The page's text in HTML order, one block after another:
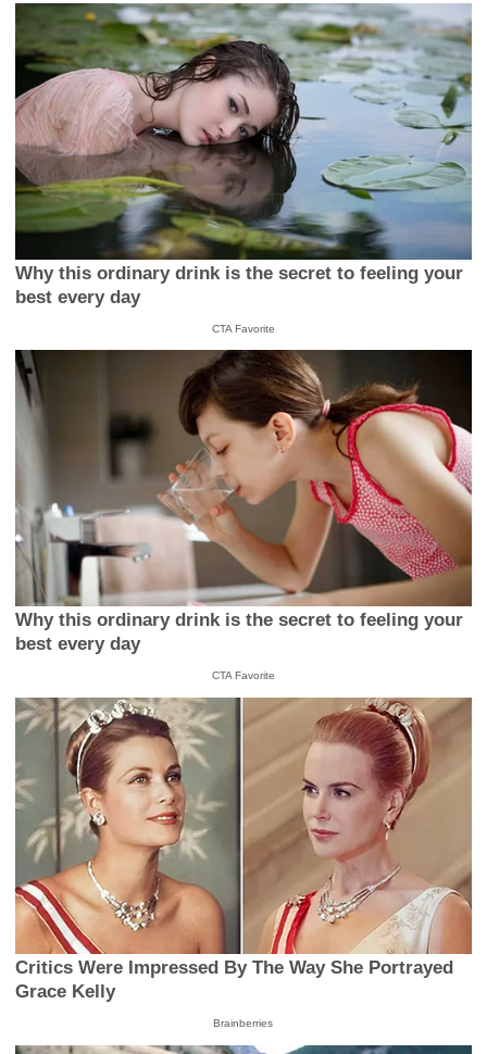
Why this ordinary drink is the secret to feeling your
best every day
CTA Favorite
Why this ordinary drink is the secret to feeling your
best every day
CTA Favorite
Critics Were Impressed By The Way She Portrayed
Grace Kelly
Brainberries